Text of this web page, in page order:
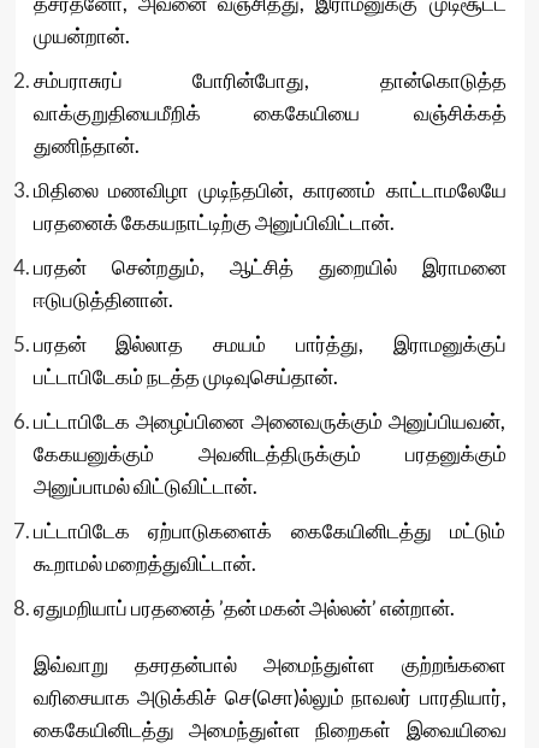
முயன்றான்.
சம்பராசுரப் போரின்போது, தான்கொடுத்த
வாக்குறுதியைமீறிக் கைகேயியை வஞ்சிக்கத்
துணிந்தான்.
மிதிலை மணவிழா முடிந்தபின், காரணம் காட்டாமலேயே
பரதனைக் கேகயநாட்டிற்கு அனுப்பிவிட்டான்.
பரதன் சென்றதும், ஆட்சித் துறையில் இராமனை
ஈடுபடுத்தினான்.
பரதன் இல்லாத சமயம் பார்த்து, இராமனுக்குப்
பட்டாபிடேகம் நடத்த முடிவுசெய்தான்.
பட்டாபிடேக அழைப்பினை அனைவருக்கும் அனுப்பியவன்,
கேகயனுக்கும் அவனிடத்திருக்கும் பரதனுக்கும்
அனுப்பாமல் விட்டுவிட்டான்.
பட்டாபிடேக ஏற்பாடுகளைக் கைகேயினிடத்து மட்டும்
கூறாமல் மறைத்துவிட்டான்.
ஏதுமறியாப் பரதனைத் ’தன் மகன் அல்லன்’ என்றான்.
இவ்வாறு தசரதன்பால் அமைந்துள்ள குற்றங்களை
வரிசையாக அடுக்கிச் செ(சொ)ல்லும் நாவலர் பாரதியார்,
கைகேயினிடத்து அமைந்துள்ள நிறைகள் இவையிவை